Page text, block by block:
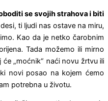
se svojih strahova i biti
ti ljudi nas ostave na miru,
Kao da je netko čarobnim
Tada možemo ili mirno
„moćnik“ naći novu žrtvu ili
novi posao na kojem ćemo
potrebna u životu.